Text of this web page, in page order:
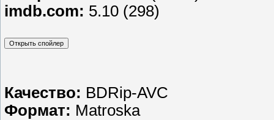
imdb.com: 5.10 (298)
Качество: BDRip-AVC
Формат: Matroska